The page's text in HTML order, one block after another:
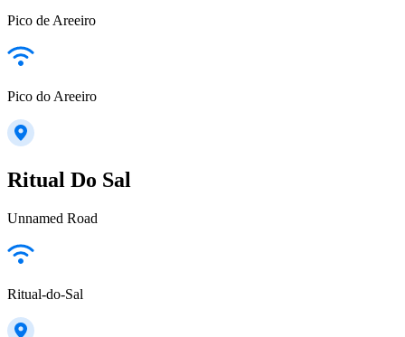
Pico de Areeiro
Pico do Areeiro
Ritual Do Sal
Unnamed Road
Ritual-do-Sal